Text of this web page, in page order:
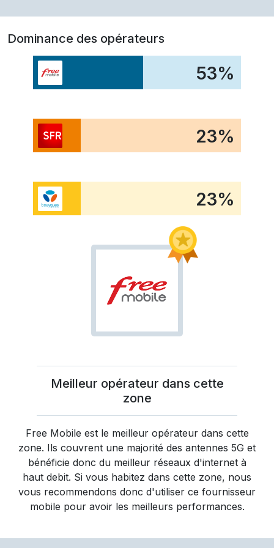
Dominance des opérateurs
53%
23%
23%
Meilleur opérateur dans cette
zone
Free Mobile est le meilleur opérateur dans cette
zone. Ils couvrent une majorité des antennes 5G et
bénéficie donc du meilleur réseaux d'internet à
haut debit. Si vous habitez dans cette zone, nous
vous recommendons donc d'utiliser ce fournisseur
mobile pour avoir les meilleurs performances.